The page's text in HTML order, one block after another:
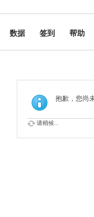
数据 签到
帮助
抱歉，您尚
请稍候...